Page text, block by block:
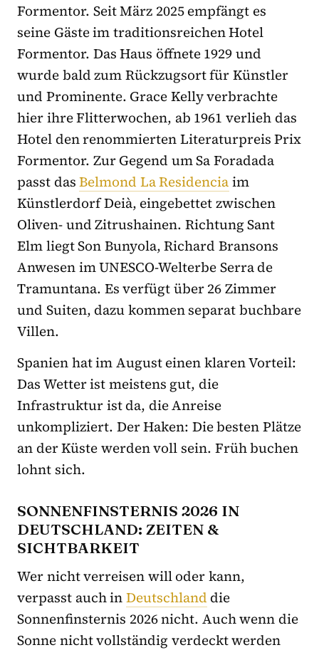
Formentor. Seit März 2025 empfängt es
seine Gäste im traditionsreichen Hotel
Formentor. Das Haus öffnete 1929 und
wurde bald zum Rückzugsort für Künstler
und Prominente. Grace Kelly verbrachte
hier ihre Flitterwochen, ab 1961 verlieh das
Hotel den renommierten Literaturpreis Prix
Formentor. Zur Gegend um Sa Foradada
passt dasBelmond La Residenciaim
Künstlerdorf Deià, eingebettet zwischen
Oliven- und Zitrushainen. Richtung Sant
Elm liegt Son Bunyola, Richard Bransons
Anwesen im UNESCO-Welterbe Serra de
Tramuntana. Es verfügt über 26 Zimmer
und Suiten, dazu kommen separat buchbare
Villen.
Spanien hat im August einen klaren Vorteil:
Das Wetter ist meistens gut, die
Infrastruktur ist da, die Anreise
unkompliziert. Der Haken: Die besten Plätze
an der Küste werden voll sein. Früh buchen
lohnt sich.
SONNENFINSTERNIS 2026 IN
DEUTSCHLAND: ZEITEN &
SICHTBARKEIT
Wer nicht verreisen will oder kann,
verpasst auch inDeutschland die
Sonnenfinsternis 2026 nicht. Auch wenn die
Sonne nicht vollständig verdeckt werden